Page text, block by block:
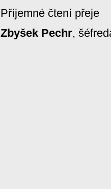
Příjemné čtení přeje
Zbyšek Pechr,